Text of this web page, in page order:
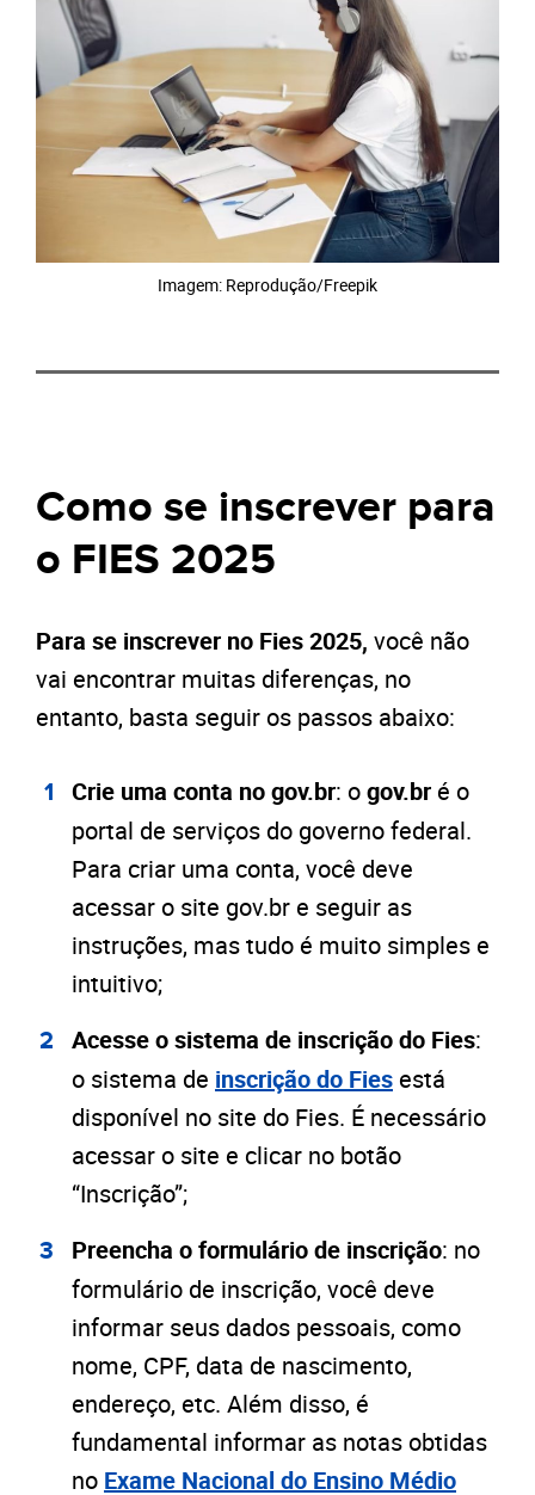
Imagem: Reprodução/Freepik
Como se inscrever para
o FIES 2025
Para se inscrever no Fies 2025, você não
vai encontrar muitas diferenças, no
entanto, basta seguir os passos abaixo:
Crie uma conta no gov.br: ogov.br é o
portal de serviços do governo federal.
Para criar uma conta, você deve
acessar o site gov.br e seguir as
instruções, mas tudo é muito simples e
intuitivo;
Acesse o sistema de inscrição do Fies:
o sistema de inscrição do Fies está
disponível no site do Fies. É necessário
acessar o site e clicar no botão
“Inscrição”;
Preencha o formulário de inscrição: no
formulário de inscrição, você deve
informar seus dados pessoais, como
nome, CPF, data de nascimento,
endereço, etc. Além disso, é
fundamental informar as notas obtidas
no Exame Nacional do Ensino Médio